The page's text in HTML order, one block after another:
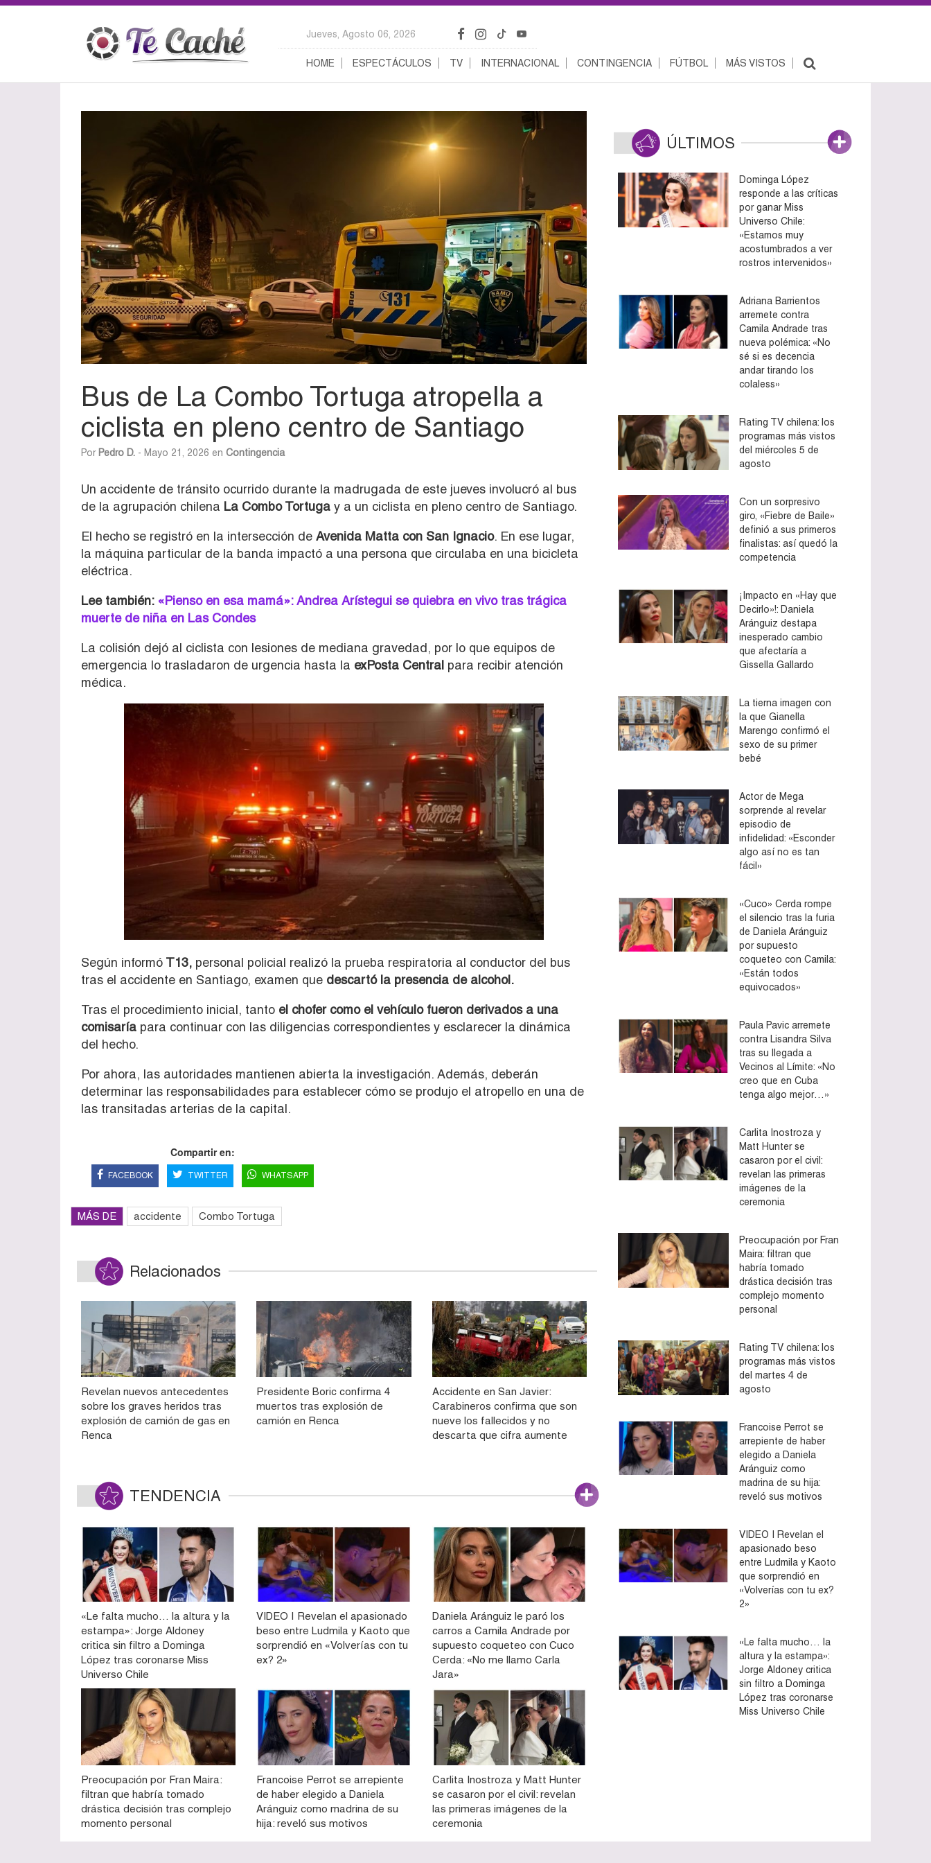
Jueves, Agosto 06, 2026
HOME ESPECTÁCULOS TV INTERNACIONAL CONTINGENCIA FÚTBOL MÁS VISTOS
Bus de La Combo Tortuga atropella a
ciclista en pleno centro de Santiago
Por Pedro D. - Mayo 21, 2026 en Contingencia
Un accidente de tránsito ocurrido durante la madrugada de este jueves involucró al bus
de la agrupación chilena La Combo Tortuga y a un ciclista en pleno centro de Santiago.
El hecho se registró en la intersección de Avenida Matta con San Ignacio. En ese lugar,
la máquina particular de la banda impactó a una persona que circulaba en una bicicleta
eléctrica.
Lee también: «Pienso en esa mamá»: Andrea Arístegui se quiebra en vivo tras trágica
muerte de niña en Las Condes
La colisión dejó al ciclista con lesiones de mediana gravedad, por lo que equipos de
emergencia lo trasladaron de urgencia hasta la exPosta Central para recibir atención
médica.
Según informó T13, personal policial realizó la prueba respiratoria al conductor del bus
tras el accidente en Santiago, examen que descartó la presencia de alcohol.
Tras el procedimiento inicial, tanto el chofer como el vehículo fueron derivados a una
comisaría para continuar con las diligencias correspondientes y esclarecer la dinámica
del hecho.
Por ahora, las autoridades mantienen abierta la investigación. Además, deberán
determinar las responsabilidades para establecer cómo se produjo el atropello en una de
las transitadas arterias de la capital.
Compartir en:
FACEBOOK TWITTER WHATSAPP
MÁS DE accidente Combo Tortuga
Relacionados
Revelan nuevos antecedentes
sobre los graves heridos tras
explosión de camión de gas en
Renca
Presidente Boric confirma 4
muertos tras explosión de
camión en Renca
Accidente en San Javier:
Carabineros confirma que son
nueve los fallecidos y no
descarta que cifra aumente
TENDENCIA
«Le falta mucho… la altura y la
estampa»: Jorge Aldoney
critica sin filtro a Dominga
López tras coronarse Miss
Universo Chile
VIDEO | Revelan el apasionado
beso entre Ludmila y Kaoto que
sorprendió en «Volverías con tu
ex? 2»
Daniela Aránguiz le paró los
carros a Camila Andrade por
supuesto coqueteo con Cuco
Cerda: «No me llamo Carla
Jara»
Preocupación por Fran Maira:
filtran que habría tomado
drástica decisión tras complejo
momento personal
Francoise Perrot se arrepiente
de haber elegido a Daniela
Aránguiz como madrina de su
hija: reveló sus motivos
Carlita Inostroza y Matt Hunter
se casaron por el civil: revelan
las primeras imágenes de la
ceremonia
ÚLTIMOS
Dominga López
responde a las críticas
por ganar Miss
Universo Chile:
«Estamos muy
acostumbrados a ver
rostros intervenidos»
Adriana Barrientos
arremete contra
Camila Andrade tras
nueva polémica: «No
sé si es decencia
andar tirando los
colaless»
Rating TV chilena: los
programas más vistos
del miércoles 5 de
agosto
Con un sorpresivo
giro, «Fiebre de Baile»
definió a sus primeros
finalistas: así quedó la
competencia
¡Impacto en «Hay que
Decirlo»!: Daniela
Aránguiz destapa
inesperado cambio
que afectaría a
Gissella Gallardo
La tierna imagen con
la que Gianella
Marengo confirmó el
sexo de su primer
bebé
Actor de Mega
sorprende al revelar
episodio de
infidelidad: «Esconder
algo así no es tan
fácil»
«Cuco» Cerda rompe
el silencio tras la furia
de Daniela Aránguiz
por supuesto
coqueteo con Camila:
«Están todos
equivocados»
Paula Pavic arremete
contra Lisandra Silva
tras su llegada a
Vecinos al Límite: «No
creo que en Cuba
tenga algo mejor…»
Carlita Inostroza y
Matt Hunter se
casaron por el civil:
revelan las primeras
imágenes de la
ceremonia
Preocupación por Fran
Maira: filtran que
habría tomado
drástica decisión tras
complejo momento
personal
Rating TV chilena: los
programas más vistos
del martes 4 de
agosto
Francoise Perrot se
arrepiente de haber
elegido a Daniela
Aránguiz como
madrina de su hija:
reveló sus motivos
VIDEO | Revelan el
apasionado beso
entre Ludmila y Kaoto
que sorprendió en
«Volverías con tu ex?
2»
«Le falta mucho… la
altura y la estampa»:
Jorge Aldoney critica
sin filtro a Dominga
López tras coronarse
Miss Universo Chile